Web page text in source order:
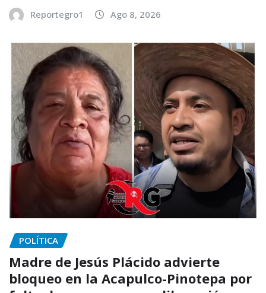
Reportegro1 Ago 8, 2026
POLÍTICA
Madre de Jesús Plácido advierte
bloqueo en la Acapulco-Pinotepa por